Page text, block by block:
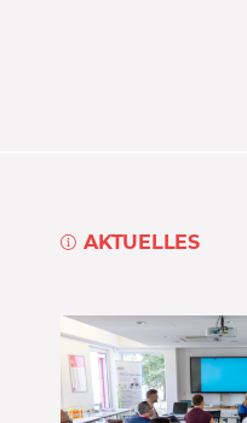
AKTUELLES